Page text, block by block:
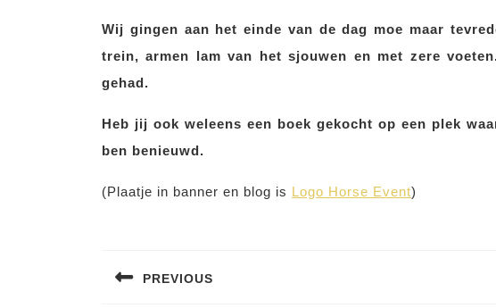
Wij gingen aan het einde van de dag moe maar
trein, armen lam van het sjouwen en met zere
gehad.
Heb jij ook weleens een boek gekocht op een plek
ben benieuwd.
(Plaatje in banner en blog is Logo Horse Event)
navigatie
PREVIOUS